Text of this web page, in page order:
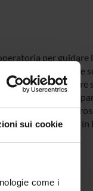
sui cookie
come i
per guidare
dx. dove
dovranno essere
focalizzati su una
saranno
approfondito in